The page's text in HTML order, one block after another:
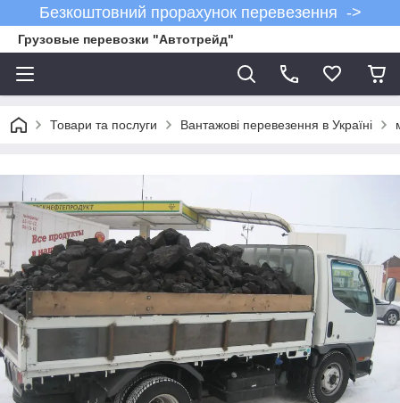
Безкоштовний прорахунок перевезення ->
Грузовые перевозки "Автотрейд"
Товари та послуги Вантажові перевезення в Україні